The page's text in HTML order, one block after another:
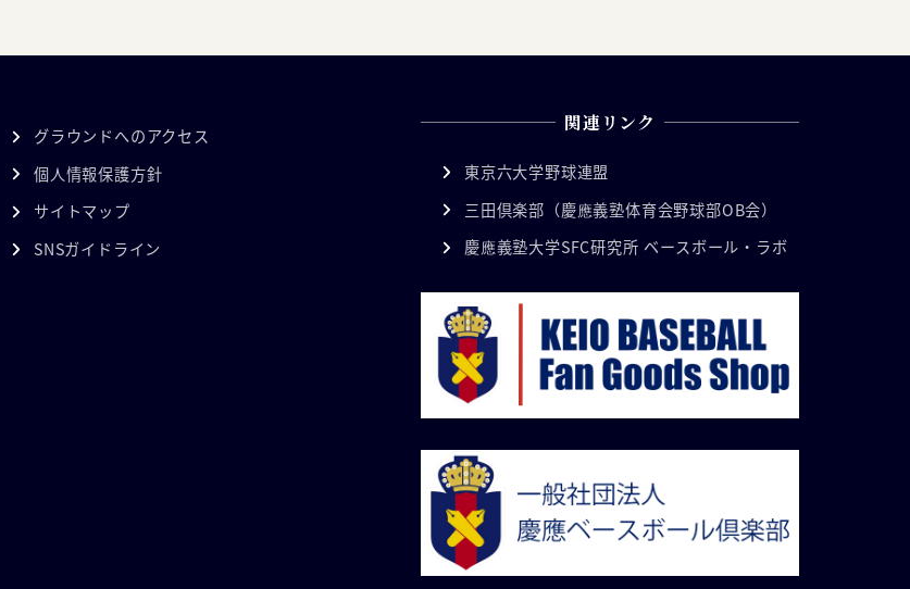
グラウンドへのアクセス
個人情報保護方針
サイトマップ
SNSガイドライン
関連リンク
東京六大学野球連盟
三田倶楽部（慶應義塾体育会野球部OB会）
慶應義塾大学SFC研究所 ベースボール・ラボ